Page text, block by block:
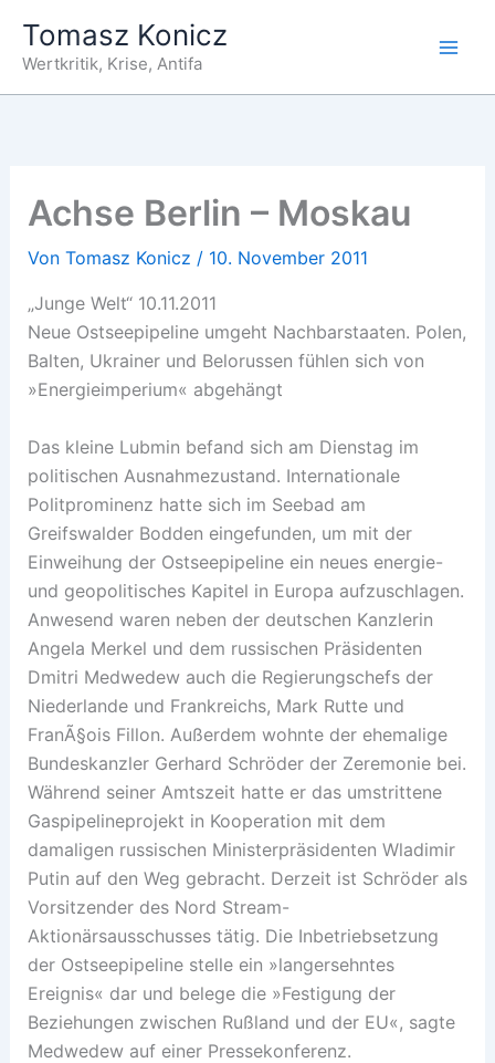
Inhalt
springen
Tomasz Konicz
Wertkritik, Krise, Antifa
Achse Berlin – Moskau
Von Tomasz Konicz / 10. November 2011
„Junge Welt“ 10.11.2011
Neue Ostseepipeline umgeht Nachbarstaaten. Polen,
Balten, Ukrainer und Belorussen fühlen sich von
»Energieimperium« abgehängt
Das kleine Lubmin befand sich am Dienstag im
politischen Ausnahmezustand. Internationale
Politprominenz hatte sich im Seebad am
Greifswalder Bodden eingefunden, um mit der
Einweihung der Ostseepipeline ein neues energie-
und geopolitisches Kapitel in Europa aufzuschlagen.
Anwesend waren neben der deutschen Kanzlerin
Angela Merkel und dem russischen Präsidenten
Dmitri Medwedew auch die Regierungschefs der
Niederlande und Frankreichs, Mark Rutte und
FranÃ§ois Fillon. Außerdem wohnte der ehemalige
Bundeskanzler Gerhard Schröder der Zeremonie bei.
Während seiner Amtszeit hatte er das umstrittene
Gaspipelineprojekt in Kooperation mit dem
damaligen russischen Ministerpräsidenten Wladimir
Putin auf den Weg gebracht. Derzeit ist Schröder als
Vorsitzender des Nord Stream-
Aktionärsausschusses tätig. Die Inbetriebsetzung
der Ostseepipeline stelle ein »langersehntes
Ereignis« dar und belege die »Festigung der
Beziehungen zwischen Rußland und der EU«, sagte
Medwedew auf einer Pressekonferenz.